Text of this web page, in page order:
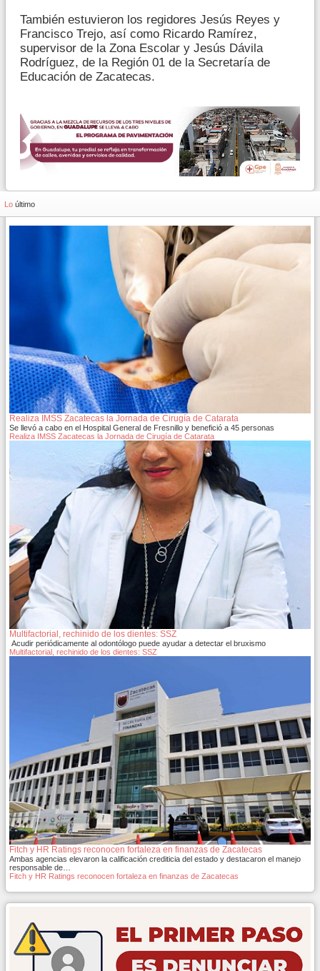
También estuvieron los regidores Jesús Reyes y
Francisco Trejo, así como Ricardo Ramírez,
supervisor de la Zona Escolar y Jesús Dávila
Rodríguez, de la Región 01 de la Secretaría de
Educación de Zacatecas.
Lo último
Realiza IMSS Zacatecas la Jornada de Cirugía de Catarata
Se llevó a cabo en el Hospital General de Fresnillo y benefició a 45 personas
Realiza IMSS Zacatecas la Jornada de Cirugía de Catarata
Multifactorial, rechinido de los dientes: SSZ
Acudir periódicamente al odontólogo puede ayudar a detectar el bruxismo
Multifactorial, rechinido de los dientes: SSZ
Fitch y HR Ratings reconocen fortaleza en finanzas de Zacatecas
Ambas agencias elevaron la calificación crediticia del estado y destacaron el manejo
responsable de…
Fitch y HR Ratings reconocen fortaleza en finanzas de Zacatecas